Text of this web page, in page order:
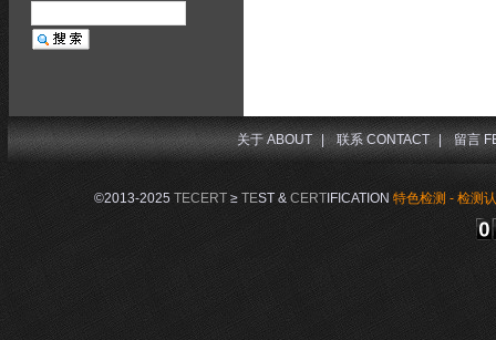
©2013-2025 TECERT≥ TEST & CERTIFICATION 特色检测 - 检测
关于 ABOUT | 联系 CONTACT | 留言